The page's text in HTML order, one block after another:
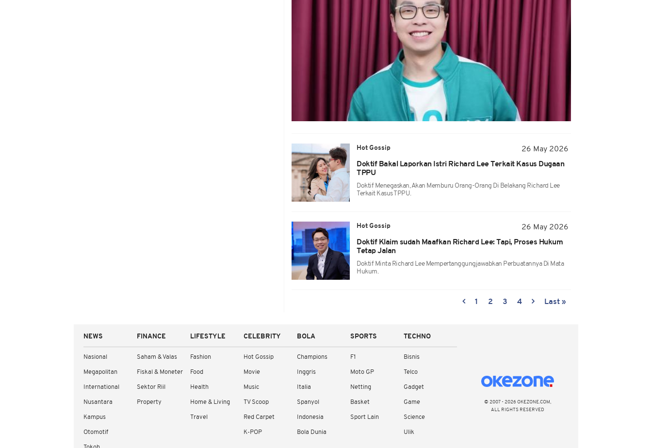
Hot Gossip
26 May 2026
Doktif Bakal Laporkan Istri Richard Lee Terkait Kasus Dugaan
TPPU
Doktif Menegaskan, Akan Memburu Orang-Orang Di Belakang Richard Lee
Terkait Kasus TPPU.
Hot Gossip
26 May 2026
Doktif Klaim sudah Maafkan Richard Lee: Tapi, Proses Hukum
Tetap Jalan
Doktif Minta Richard Lee Mempertanggungjawabkan Perbuatannya Di Mata
Hukum.
1 2 3 4 Last »
NEWS
Nasional
Megapolitan
International
Nusantara
Kampus
Otomotif
FINANCE
Saham & Valas
Fiskal & Moneter
Sektor Riil
Property
LIFESTYLE
Fashion
Food
Health
Home & Living
Travel
CELEBRITY
Hot Gossip
Movie
Music
TV Scoop
Red Carpet
K-POP
BOLA
Champions
Inggris
Italia
Spanyol
Indonesia
Bola Dunia
SPORTS
F1
Moto GP
Netting
Basket
Sport Lain
TECHNO
Bisnis
Telco
Gadget
Game
Science
Ulik
© 2007 - 2026 OKEZONE.COM,
ALL RIGHTS RESERVED